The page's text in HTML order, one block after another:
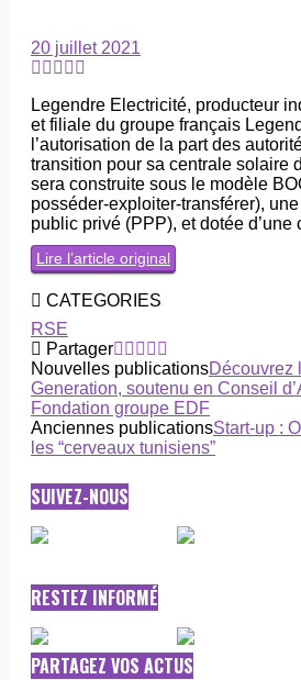
20 juillet 2021
Legendre Electricité, producteur
et filiale du groupe français
l’autorisation de la part des
transition pour sa centrale solaire
sera construite sous le modèle
posséder-exploiter-transférer),
public privé (PPP), et dotée d’une
Lire l’article original
CATEGORIES
RSE
Partager
Nouvelles publicationsDécouvrez
Generation, soutenu en Conseil
Fondation groupe EDF
Anciennes publicationsStart-up :
les “cerveaux tunisiens”
SUIVEZ-NOUS
RESTEZ INFORMÉ
PARTAGEZ VOS ACTUS